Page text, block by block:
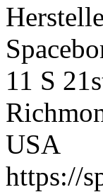
11 S
USA
https://